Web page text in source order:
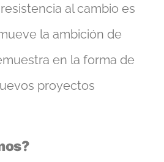
al cambio es
la ambición de
en la forma de
proyectos